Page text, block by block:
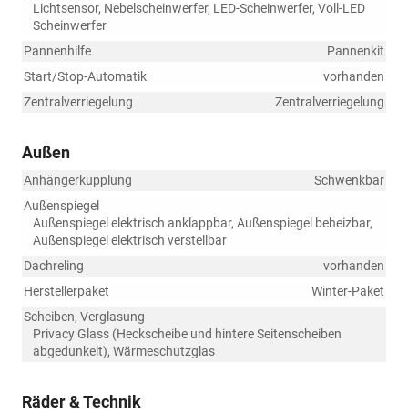
Lichtsensor, Nebelscheinwerfer, LED-Scheinwerfer, Voll-LED
Scheinwerfer
Pannenhilfe
Pannenkit
Start/Stop-Automatik
vorhanden
Zentralverriegelung
Zentralverriegelung
Außen
Anhängerkupplung
Schwenkbar
Außenspiegel
Außenspiegel elektrisch anklappbar, Außenspiegel beheizbar,
Außenspiegel elektrisch verstellbar
Dachreling
vorhanden
Herstellerpaket
Winter-Paket
Scheiben, Verglasung
Privacy Glass (Heckscheibe und hintere Seitenscheiben
abgedunkelt), Wärmeschutzglas
Räder & Technik